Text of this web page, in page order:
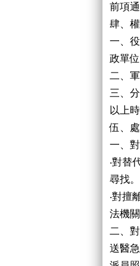
前項
肆、
一、
政單位
二、
三、
以上
伍、
一、
‧對替
尋找。
‧對擅
法機關
二、
送醫